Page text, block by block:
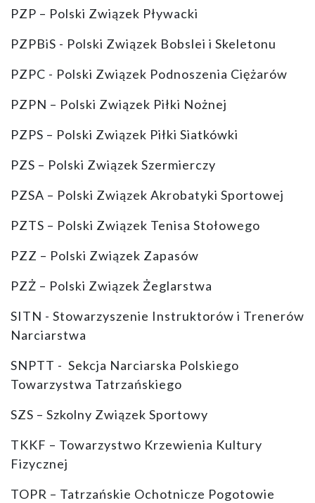
PZP – Polski Związek Pływacki
PZPBiS - Polski Związek Bobslei i Skeletonu
PZPC - Polski Związek Podnoszenia Ciężarów
PZPN – Polski Związek Piłki Nożnej
PZPS – Polski Związek Piłki Siatkówki
PZS – Polski Związek Szermierczy
PZSA – Polski Związek Akrobatyki Sportowej
PZTS – Polski Związek Tenisa Stołowego
PZZ – Polski Związek Zapasów
PZŻ – Polski Związek Żeglarstwa
SITN - Stowarzyszenie Instruktorów i Trenerów
Narciarstwa
SNPTT - Sekcja Narciarska Polskiego
Towarzystwa Tatrzańskiego
SZS – Szkolny Związek Sportowy
TKKF – Towarzystwo Krzewienia Kultury
Fizycznej
TOPR – Tatrzańskie Ochotnicze Pogotowie